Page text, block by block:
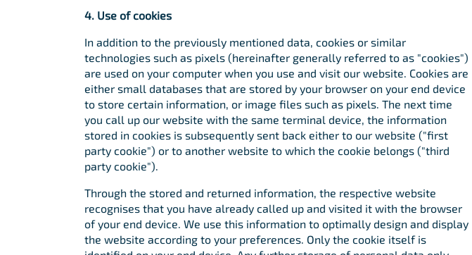
4. Use of cookies
In addition to the previously mentioned data, cookies or similar
technologies such as pixels (hereinafter generally referred to as "cookies")
are used on your computer when you use and visit our website. Cookies are
either small databases that are stored by your browser on your end device
to store certain information, or image files such as pixels. The next time
you call up our website with the same terminal device, the information
stored in cookies is subsequently sent back either to our website ("first
party cookie") or to another website to which the cookie belongs ("third
party cookie").
Through the stored and returned information, the respective website
recognises that you have already called up and visited it with the browser
of your end device. We use this information to optimally design and display
the website according to your preferences. Only the cookie itself is